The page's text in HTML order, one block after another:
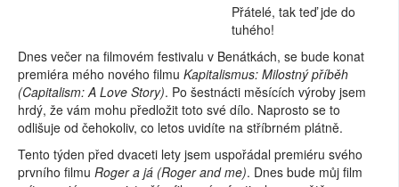
Přátelé, tak teď jde do
tuhého!
Dnes večer na filmovém festivalu v Benátkách, se bude konat
premiéra mého nového filmu Kapitalismus: Milostný příběh
(Capitalism: A Love Story). Po šestnácti měsících výroby jsem
hrdý, že vám mohu předložit toto své dílo. Naprosto se to
odlišuje od čehokoliv, co letos uvidíte na stříbrném plátně.
Tento týden před dvaceti lety jsem uspořádal premiéru svého
prvního filmu Roger a já (Roger and me). Dnes bude můj film